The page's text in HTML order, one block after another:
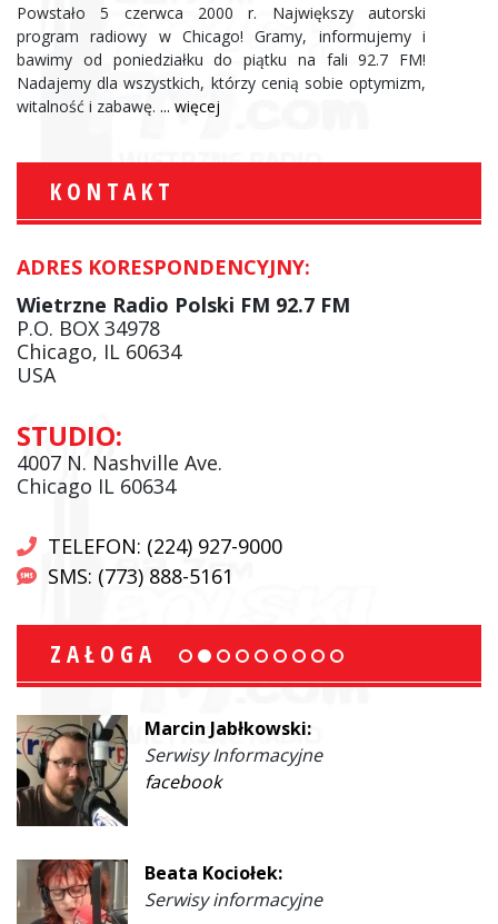
Powstało 5 czerwca 2000 r. Największy autorski
program radiowy w Chicago! Gramy, informujemy i
bawimy od poniedziałku do piątku na fali 92.7 FM!
Nadajemy dla wszystkich, którzy cenią sobie optymizm,
witalność i zabawę. ... więcej
KONTAKT
ADRES KORESPONDENCYJNY:
Wietrzne Radio Polski FM 92.7 FM
P.O. BOX 34978
Chicago, IL 60634
USA
STUDIO:
4007 N. Nashville Ave.
Chicago IL 60634
TELEFON: (224) 927-9000
SMS: (773) 888-5161
ZAŁOGA
Marcin Jabłkowski:
Serwisy Informacyjne
facebook
Beata Kociołek:
Serwisy informacyjne